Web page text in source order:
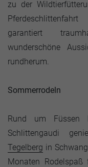
zu der
garantiert
wunderschöne
rundherum.
Sommerrodeln
Rund um
Schlittengaudi
Tegelberg in
Monaten